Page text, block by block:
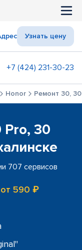
Узнать цену
+7 (424) 231-30-23
Honor Ремонт 30,
Pro, 30
707 сервисов
от 590 ₽